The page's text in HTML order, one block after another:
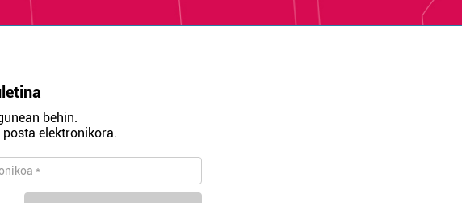
behin.
elektronikora.